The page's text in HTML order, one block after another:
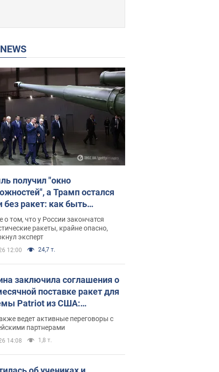
NEWS
получил "окно
а Трамп остался
без ракет: как быть
Интервью с Мельником
о том, что у России закончатся
ракеты, крайне опасно,
эксперт
12:00 24,7 т.
заключила соглашения о
поставке ракет для
Patriot из США:
раскрыл подробности
ведет активные переговоры с
партнерами
14:08 1,8 т.